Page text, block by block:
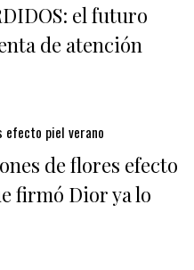
el futuro
de atención
efecto piel verano
de flores efecto
firmó Dior ya lo